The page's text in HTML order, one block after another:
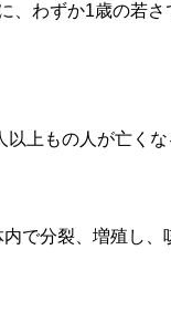
、わずか1歳の若
上もの人が亡く
で分裂、増殖し、